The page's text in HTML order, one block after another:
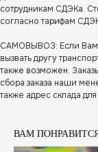
сотрудникам СДЭКа.
согласно тарифам
САМОВЫВОЗ: Если Вам
вызвать другу
также возможен.
сбора заказа наши
также адрес склада для
ВАМ